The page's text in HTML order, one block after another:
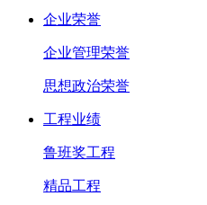
企业荣誉
企业管理荣誉
思想政治荣誉
工程业绩
鲁班奖工程
精品工程